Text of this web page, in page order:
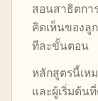
สอนสาธิตกา
คิดเห็นของลู
ทีละขั้นตอน
หลักสูตรนี้เห
และผู้เริ่มต้น